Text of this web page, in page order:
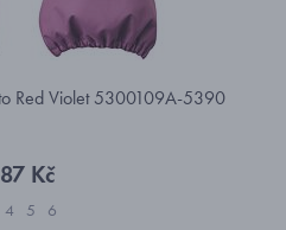
Red Violet 5300109A-5390
Kč
4 5 6